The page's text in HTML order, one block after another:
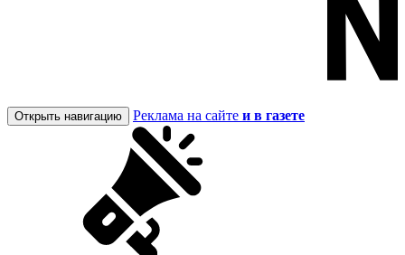
Открыть навигацию Реклама на сайте и в газете